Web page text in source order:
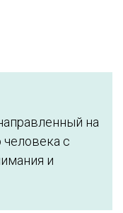
на
с
и